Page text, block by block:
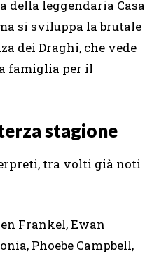
della leggendaria Casa
si sviluppa la brutale
dei Draghi, che vede
famiglia per il
stagione
tra volti già noti
Frankel, Ewan
Phoebe Campbell,